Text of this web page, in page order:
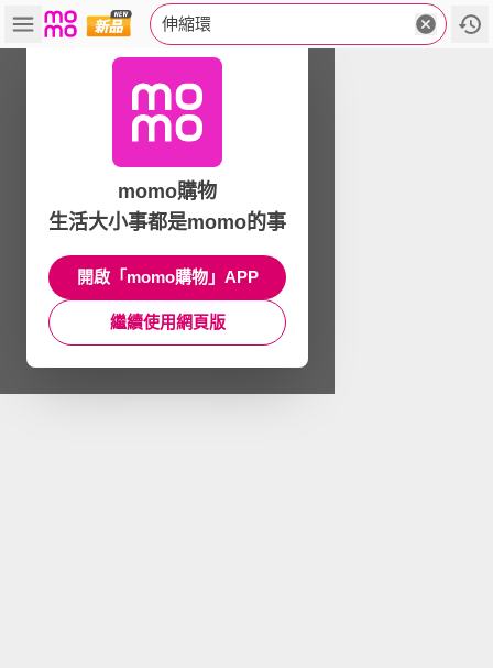
伸縮環
momo購物
生活大小事都是momo的事
開啟「momo購物」APP
繼續使用網頁版